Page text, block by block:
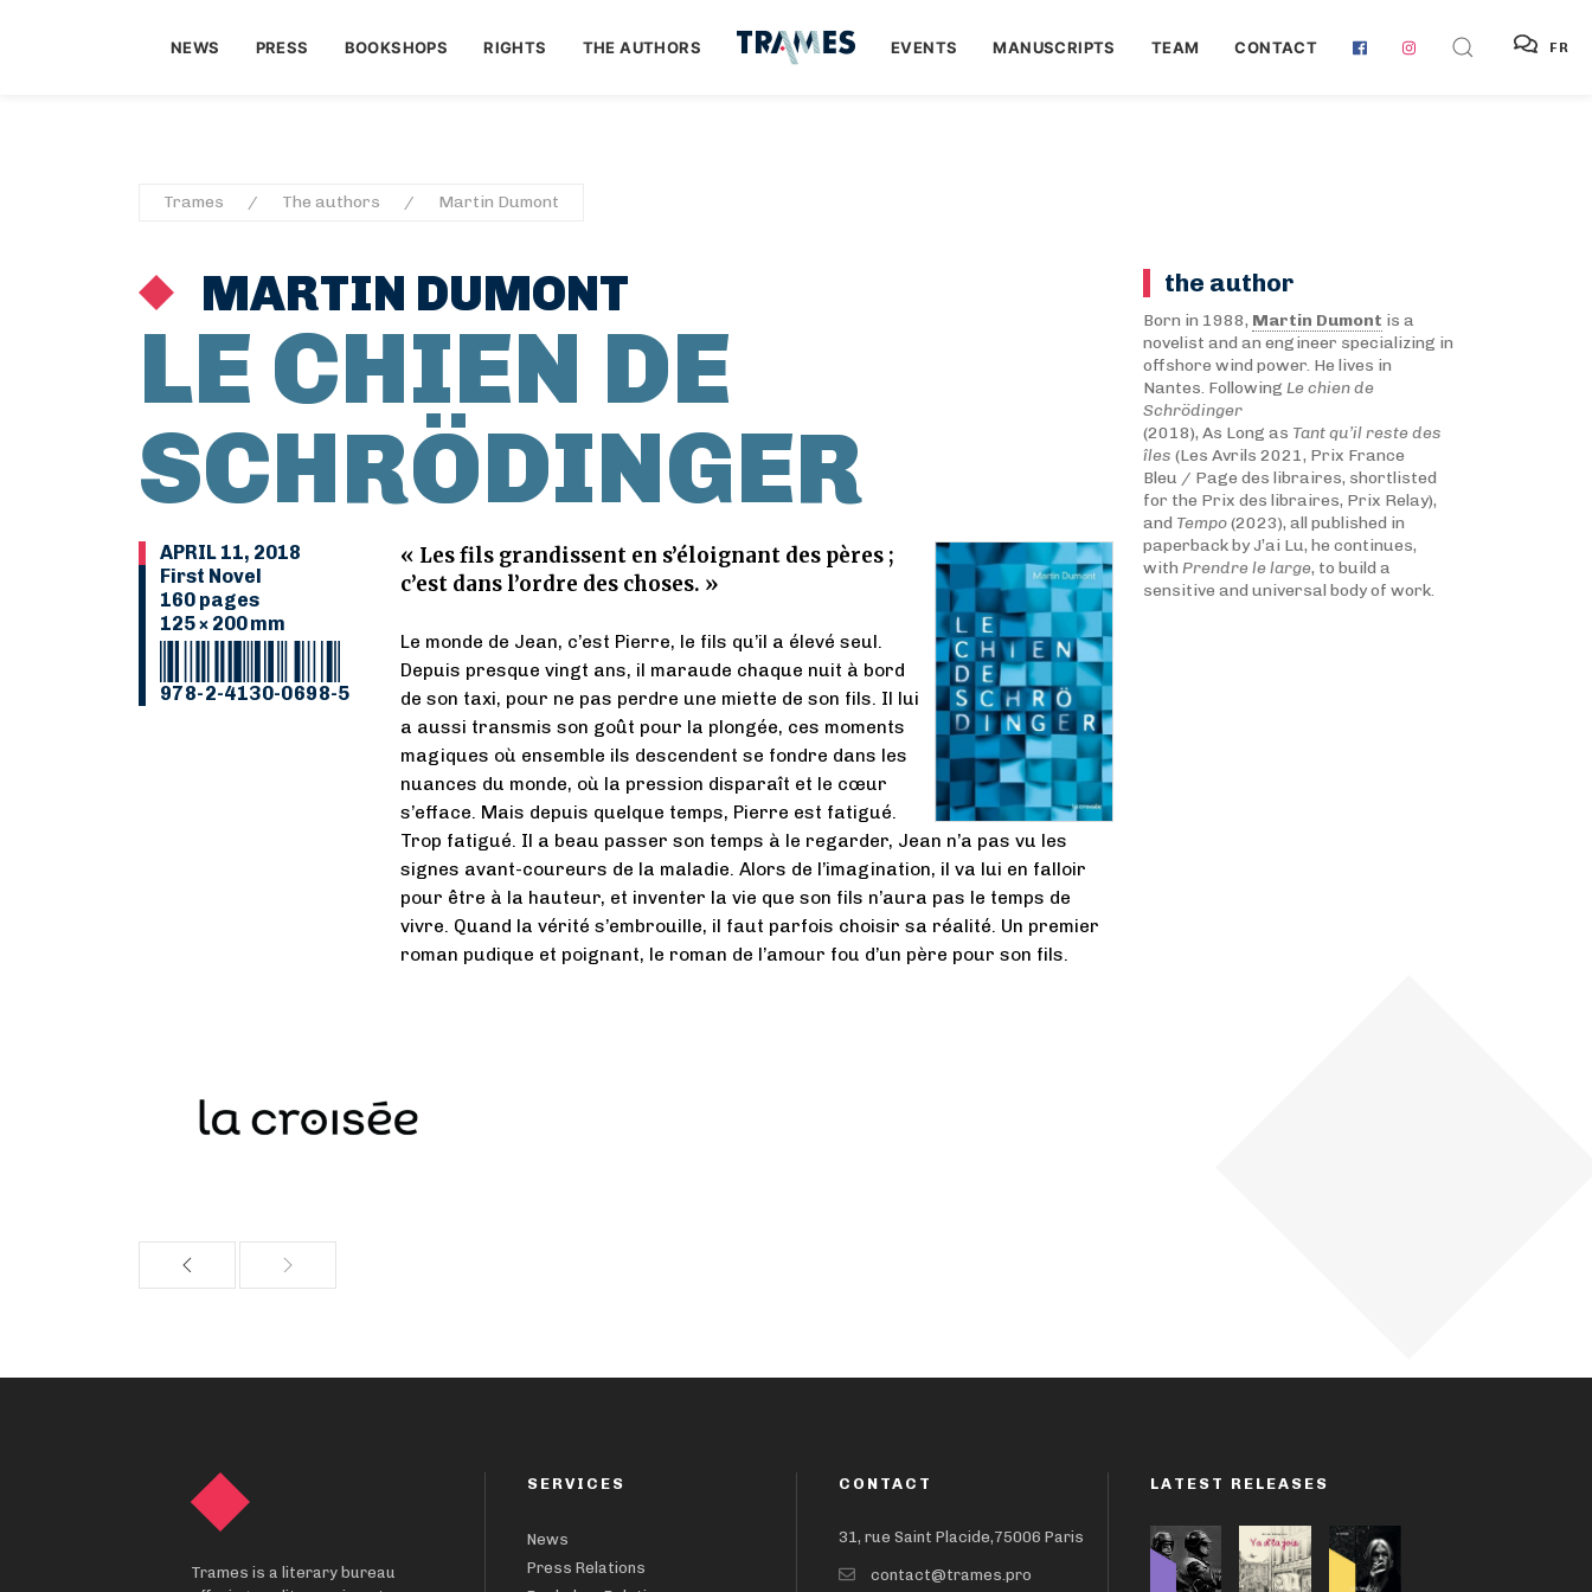
NEWS PRESS BOOKSHOPS RIGHTS THE AUTHORS EVENTS MANUSCRIPTS TEAM CONTACT FR
Trames The authors Martin Dumont
MARTIN DUMONT
LE CHIEN DE
SCHRÖDINGER
APRIL 11, 2018
First Novel
160 pages
125 × 200 mm
978-2-4130-0698-5
« Les fils grandissent en s’éloignant des pères ;
c’est dans l’ordre des choses. »
Le monde de Jean, c’est Pierre, le fils qu’il a élevé seul.
Depuis presque vingt ans, il maraude chaque nuit à bord
de son taxi, pour ne pas perdre une miette de son fils. Il lui
a aussi transmis son goût pour la plongée, ces moments
magiques où ensemble ils descendent se fondre dans les
nuances du monde, où la pression disparaît et le cœur
s’efface. Mais depuis quelque temps, Pierre est fatigué.
Trop fatigué. Il a beau passer son temps à le regarder, Jean n’a pas vu les
signes avant-coureurs de la maladie. Alors de l’imagination, il va lui en falloir
pour être à la hauteur, et inventer la vie que son fils n’aura pas le temps de
vivre. Quand la vérité s’embrouille, il faut parfois choisir sa réalité. Un premier
roman pudique et poignant, le roman de l’amour fou d’un père pour son fils.
the author
Born in 1988, Martin Dumont is a
novelist and an engineer specializing in
offshore wind power. He lives in
Nantes. Following Le chien de
Schrödinger
(2018), As Long as Tant qu’il reste des
îles (Les Avrils 2021, Prix France
Bleu / Page des libraires, shortlisted
for the Prix des libraires, Prix Relay),
and Tempo(2023), all published in
paperback by J’ai Lu, he continues,
with Prendre le large, to build a
sensitive and universal body of work.
Trames is a literary bureau
SERVICES
News
Press Relations
CONTACT
31, rue Saint Placide,75006 Paris
contact@trames.pro
LATEST RELEASES